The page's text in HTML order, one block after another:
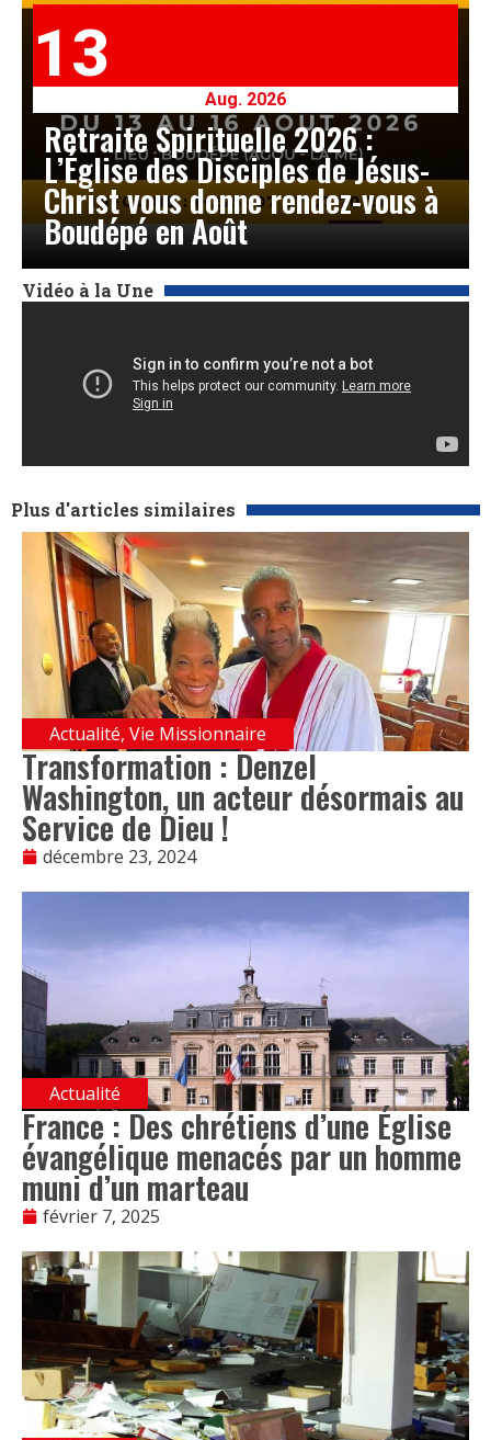
13
Aug. 2026
Retraite Spirituelle 2026 :
L’Église des Disciples de Jésus-
Christ vous donne rendez-vous à
Boudépé en Août
Vidéo à la Une
Plus d'articles similaires
Actualité, Vie Missionnaire
Transformation : Denzel
Washington, un acteur désormais au
Service de Dieu !
décembre 23, 2024
Actualité
France : Des chrétiens d’une Église
évangélique menacés par un homme
muni d’un marteau
février 7, 2025